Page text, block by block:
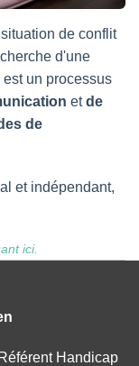
de conflit
d'une
un processus
etde
de
et indépendant,
ici.
Handicap